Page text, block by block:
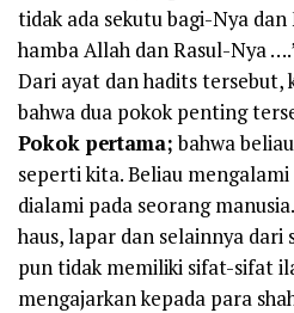
tidak ada sekutu bagi-Nya
hamba Allah dan Rasul-Nya
Dari ayat dan hadits tersebut,
bahwa dua pokok penting
Pokok pertama;bahwa
seperti kita. Beliau
dialami pada seorang
haus, lapar dan selainnya
pun tidak memiliki sifat-sifat
mengajarkan kepada para